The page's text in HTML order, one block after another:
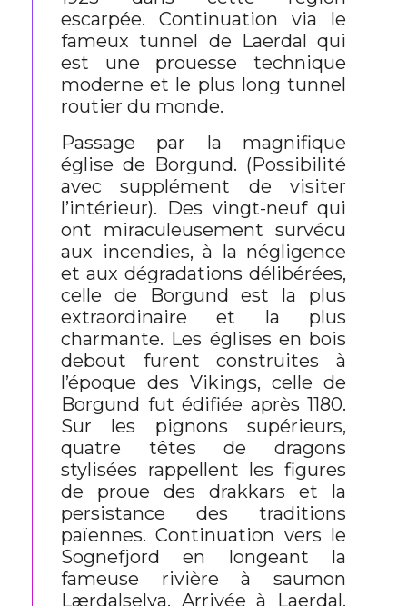
escarpée. Continuation via le
fameux tunnel de Laerdal qui
est une prouesse technique
moderne et le plus long tunnel
routier du monde.
Passage par la magnifique
église de Borgund. (Possibilité
avec supplément de visiter
l’intérieur). Des vingt-neuf qui
ont miraculeusement survécu
aux incendies, à la négligence
et aux dégradations délibérées,
celle de Borgund est la plus
extraordinaire et la plus
charmante. Les églises en bois
debout furent construites à
l’époque des Vikings, celle de
Borgund fut édifiée après 1180.
Sur les pignons supérieurs,
quatre têtes de dragons
stylisées rappellent les figures
de proue des drakkars et la
persistance des traditions
païennes. Continuation vers le
Sognefjord en longeant la
fameuse rivière à saumon
Lærdalselva. Arrivée à Laerdal,